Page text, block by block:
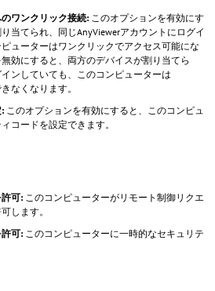
ワンクリック接続: このオプションを有効にす
当てられ、同じAnyViewerアカウントにログイ
ューターはワンクリックでアクセス可能にな
効にすると、両方のデバイスが割り当てら
ンしていても、このコンピューターは
なくなります。
このオプションを有効にすると、このコンピュ
コードを設定できます。
可: このコンピューターがリモート制御リクエ
します。
可: このコンピューターに一時的なセキュリテ